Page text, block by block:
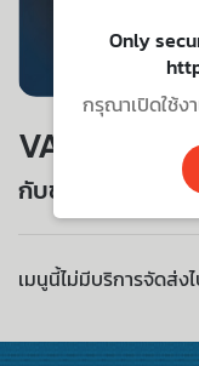
VALUE SET
กับข้าวผัดคะน้าห
เมนูนี้ไม่มีบริการจัดส่
Only
กรุณาเปิดใช้